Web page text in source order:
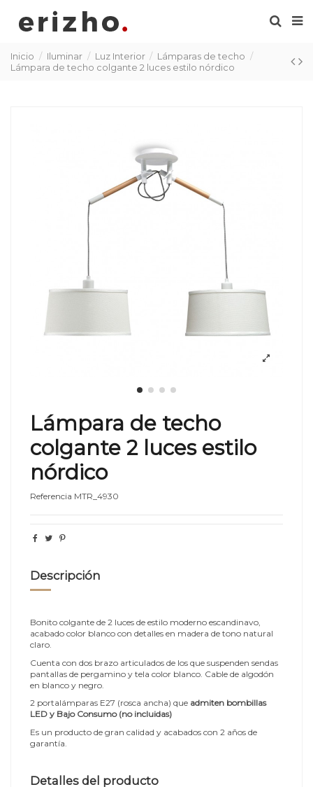
Inicio Iluminar Luz Interior
Lámparas de techo
Lámpara de techo colgante 2 luces estilo nórdico
Lámpara de techo
colgante 2 luces estilo
nórdico
Referencia MTR_4930
Descripción
Bonito colgante de 2 luces de estilo moderno escandinavo,
acabado color blanco con detalles en madera de tono natural
claro.
Cuenta con dos brazo articulados de los que suspenden sendas
pantallas de pergamino y tela color blanco. Cable de algodón
en blanco y negro.
2 portalámparas E27 (rosca ancha) que admiten bombillas
LED y Bajo Consumo (no incluidas)
Es un producto de gran calidad y acabados con 2 años de
garantía.
Detalles del producto